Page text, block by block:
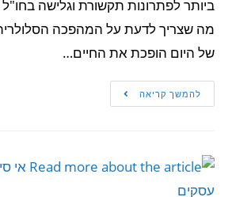
מה שצריך לדעת על המהפכה הסלולרית
של היום הופכת את החיים…
להמשך קריאה